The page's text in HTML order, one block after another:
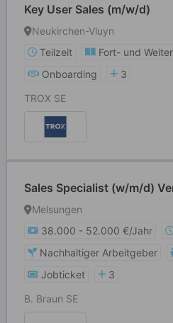
Key User Sales (m/w/d)
Neukirchen-Vluyn
Teilzeit
Fort- und
Onboarding
3
TROX SE
Sales Specialist (w/m/d)
Melsungen
38.000 - 52.000 €/Jahr
Nachhaltiger Arbeitgeber
Jobticket
3
B. Braun SE